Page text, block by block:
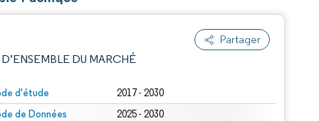
Partager
DU MARCHÉ
d'étude 2017 - 2030
de Données
2025 - 2030